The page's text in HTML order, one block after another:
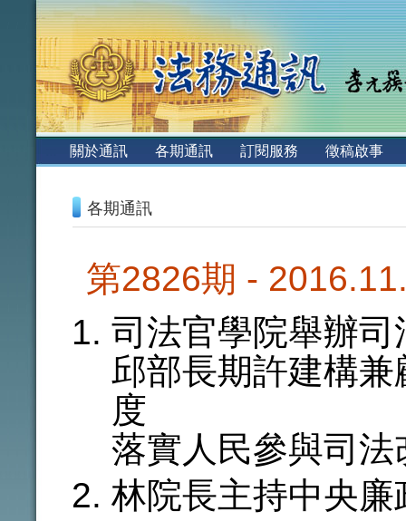
關於通訊 各期通訊 訂閱服務
徵稿啟事
各期通訊
第2826期 -
司法官學院舉辦
邱部長期許建構
度
落實人民參與司
林院長主持中央廉